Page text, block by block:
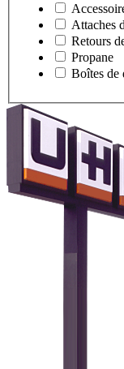
Attaches
Retours
Propane
Boîtes de